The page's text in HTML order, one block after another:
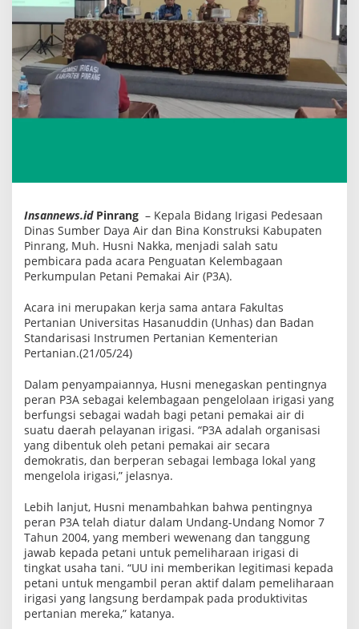
a
n
g
S
a
m
p
a
k
n
g
n
y
a
P
e
g
u
a
t
P
3
A
d
i
A
c
a
r
F
a
k
u
l
t
a
s
P
e
r
Insannews.id Pinrang – Kepala Bidang Irigasi Pedesaan
Dinas Sumber Daya Air dan Bina Konstruksi Kabupaten
Pinrang, Muh. Husni Nakka, menjadi salah satu
pembicara pada acara Penguatan Kelembagaan
Perkumpulan Petani Pemakai Air (P3A).
Acara ini merupakan kerja sama antara Fakultas
Pertanian Universitas Hasanuddin (Unhas) dan Badan
Standarisasi Instrumen Pertanian Kementerian
Pertanian.(21/05/24)
Dalam penyampaiannya, Husni menegaskan pentingnya
peran P3A sebagai kelembagaan pengelolaan irigasi yang
berfungsi sebagai wadah bagi petani pemakai air di
suatu daerah pelayanan irigasi. “P3A adalah organisasi
yang dibentuk oleh petani pemakai air secara
demokratis, dan berperan sebagai lembaga lokal yang
mengelola irigasi,” jelasnya.
Lebih lanjut, Husni menambahkan bahwa pentingnya
peran P3A telah diatur dalam Undang-Undang Nomor 7
Tahun 2004, yang memberi wewenang dan tanggung
jawab kepada petani untuk pemeliharaan irigasi di
tingkat usaha tani. “UU ini memberikan legitimasi kepada
petani untuk mengambil peran aktif dalam pemeliharaan
irigasi yang langsung berdampak pada produktivitas
pertanian mereka,” katanya.